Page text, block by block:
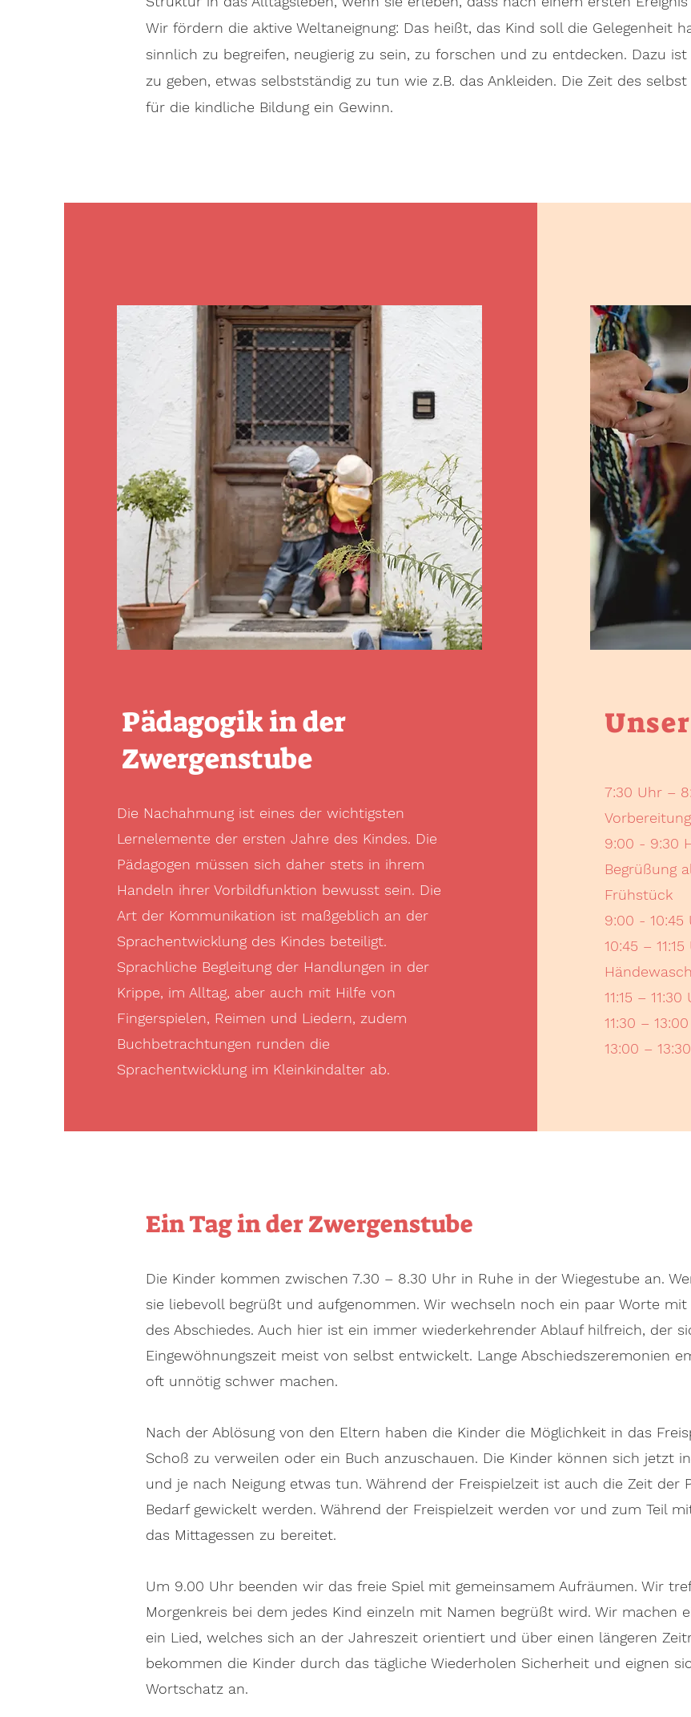
Wir fördern die aktive Weltaneignung: Das heißt, das Kind soll die Gelegenheit
sinnlich zu begreifen, neugierig zu sein, zu forschen und zu entdecken. Dazu
zu geben, etwas selbstständig zu tun wie z.B. das Ankleiden. Die Zeit des
für die kindliche Bildung ein Gewinn.
Pädagogik in der
Zwergenstube
Die Nachahmung ist eines der wichtigsten
Lernelemente der ersten Jahre des Kindes. Die
Pädagogen müssen sich daher stets in ihrem
Handeln ihrer Vorbildfunktion bewusst sein. Die
Art der Kommunikation ist maßgeblich an der
Sprachentwicklung des Kindes beteiligt.
Sprachliche Begleitung der Handlungen in der
Krippe, im Alltag, aber auch mit Hilfe von
Fingerspielen, Reimen und Liedern, zudem
Buchbetrachtungen runden die
Sprachentwicklung im Kleinkindalter ab.
7:30 Uhr –
9:00 - 9:30
Begrüßung
Frühstück
9:00 - 10:45
10:45 –
11:15 –
11:30 –
13:00 –
Ein Tag in der Zwergenstube
Die Kinder kommen zwischen 7.30 – 8.30 Uhr in Ruhe in der Wiegestube an.
sie liebevoll begrüßt und aufgenommen. Wir wechseln noch ein paar Worte
des Abschiedes. Auch hier ist ein immer wiederkehrender Ablauf hilfreich, der
Eingewöhnungszeit meist von selbst entwickelt. Lange Abschiedszeremonien
oft unnötig schwer machen.
Nach der Ablösung von den Eltern haben die Kinder die Möglichkeit in das
Schoß zu verweilen oder ein Buch anzuschauen. Die Kinder können sich jetzt
und je nach Neigung etwas tun. Während der Freispielzeit ist auch die Zeit der
Bedarf gewickelt werden. Während der Freispielzeit werden vor und zum Teil
das Mittagessen zu bereitet.
Um 9.00 Uhr beenden wir das freie Spiel mit gemeinsamem Aufräumen. Wir
Morgenkreis bei dem jedes Kind einzeln mit Namen begrüßt wird. Wir machen
ein Lied, welches sich an der Jahreszeit orientiert und über einen längeren
bekommen die Kinder durch das tägliche Wiederholen Sicherheit und eignen
Wortschatz an.